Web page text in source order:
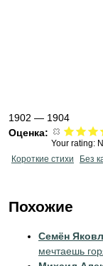
1902 — 1904
Оценка:
Your rating:
Короткие стихи
Без
Похожие
Семён
мечтаешь